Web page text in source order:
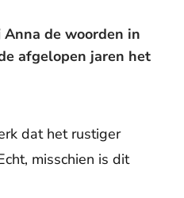
Anna de woorden in
afgelopen jaren het
dat het rustiger
misschien is dit